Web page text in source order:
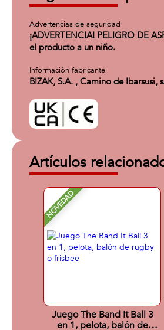
Advertencias de seguridad
¡ADVERTENCIA! PELIGRO DE
el producto a un niño.
Información fabricante
BIZAK, S.A. , Camino de Ibarsusi,
Artículos
NOVEDAD
Juego The Band It Ball 3
en 1, pelota, balón de